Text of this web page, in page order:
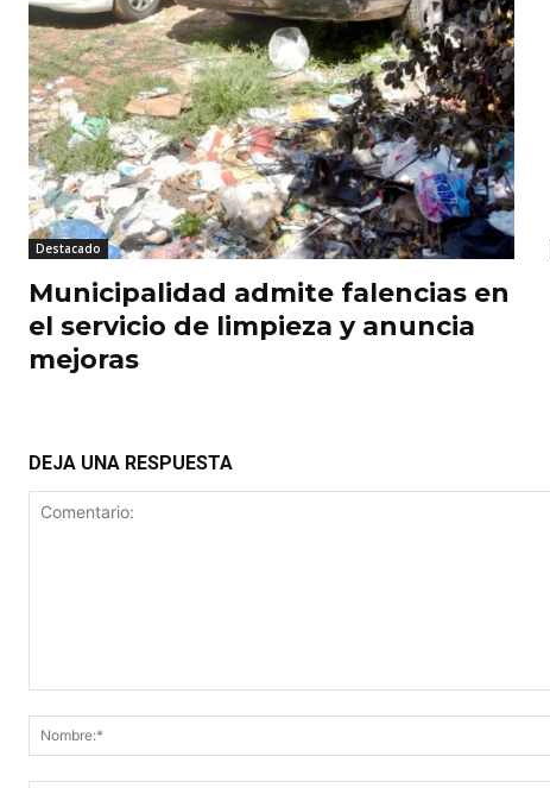
Destacado
Municipalidad admite falencias en
el servicio de limpieza y anuncia
mejoras
DEJA UNA RESPUESTA